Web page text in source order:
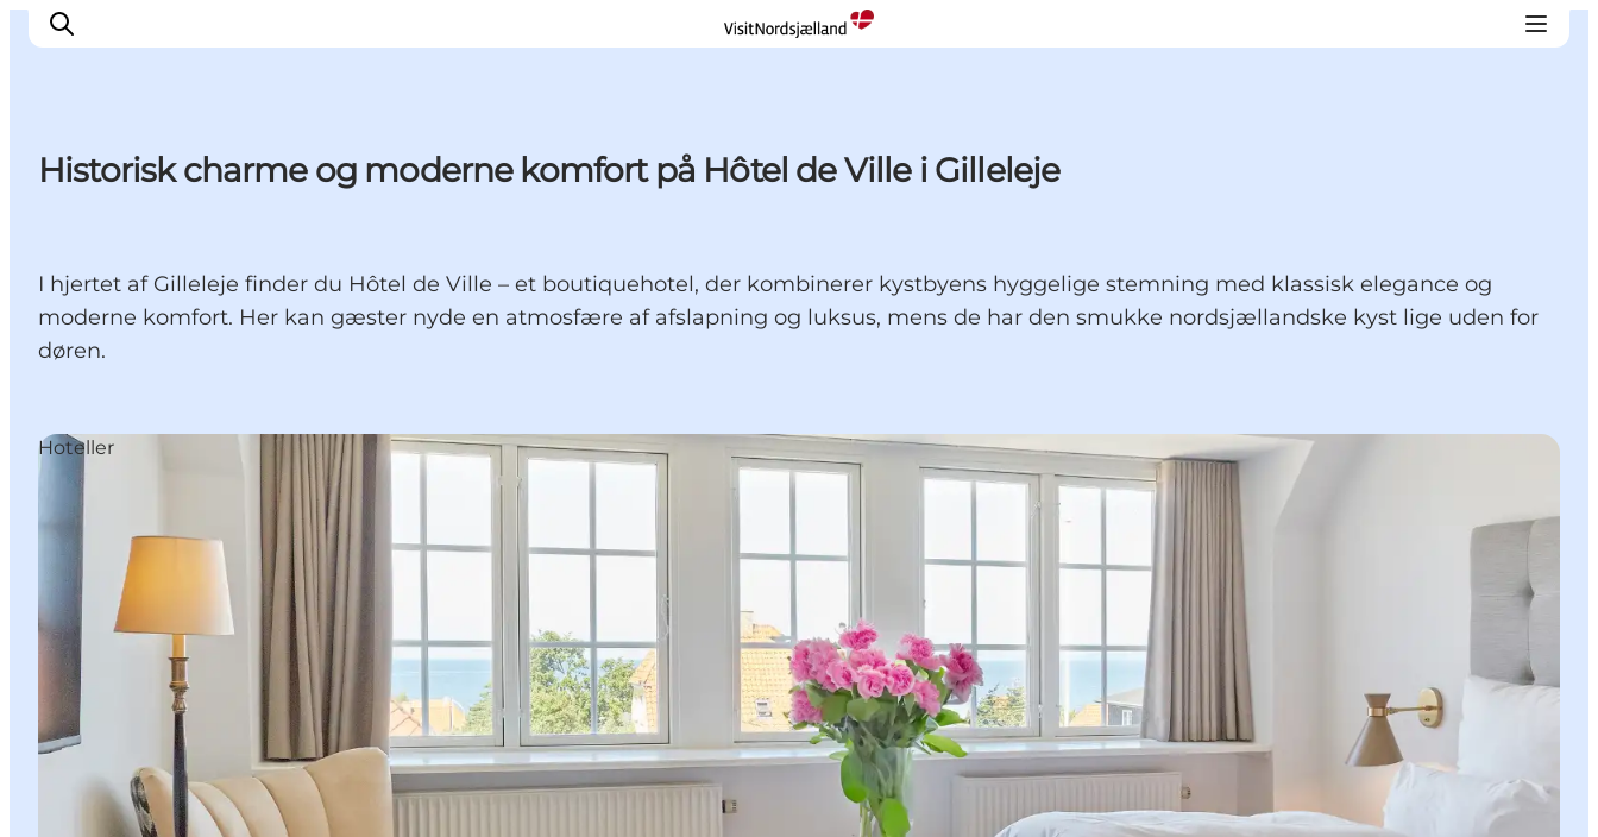
Det Sker
Overnatning
Byer
Planlæg ferien
Historisk charme og moderne komfort på Hôtel de Ville i Gilleleje
I hjertet af Gilleleje finder du Hôtel de Ville – et boutiquehotel, der kombinerer kystbyens hyggelige stemning med klassisk elegance og
moderne komfort. Her kan gæster nyde en atmosfære af afslapning og luksus, mens de har den smukke nordsjællandske kyst lige uden for
døren.
Hoteller